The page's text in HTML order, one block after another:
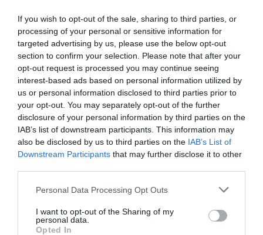
If you wish to opt-out of the sale, sharing to third parties, or
processing of your personal or sensitive information for
targeted advertising by us, please use the below opt-out
section to confirm your selection. Please note that after your
opt-out request is processed you may continue seeing
interest-based ads based on personal information utilized by
us or personal information disclosed to third parties prior to
your opt-out. You may separately opt-out of the further
disclosure of your personal information by third parties on the
IAB’s list of downstream participants. This information may
also be disclosed by us to third parties on the IAB’s List of
Downstream Participants that may further disclose it to other
Personal Data Processing Opt Outs
I want to opt-out of the Sharing of my
personal data.
Opted In
Índex2P
Real Madrid
Compartir
Imprimir
2Playbook Club2P